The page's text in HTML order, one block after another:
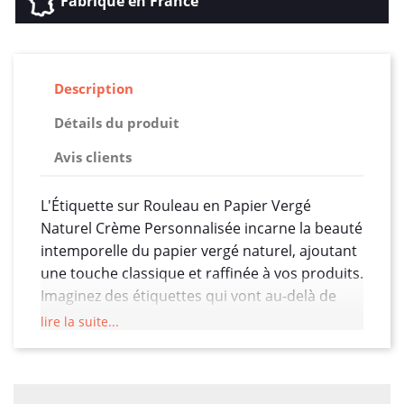
Description
Détails du produit
Avis clients
L'Étiquette sur Rouleau en Papier Vergé
Naturel Crème Personnalisée incarne la beauté
intemporelle du papier vergé naturel, ajoutant
une touche classique et raffinée à vos produits.
Imaginez des étiquettes qui vont au-delà de
leur simple fonction informative pour devenir
lire la suite...